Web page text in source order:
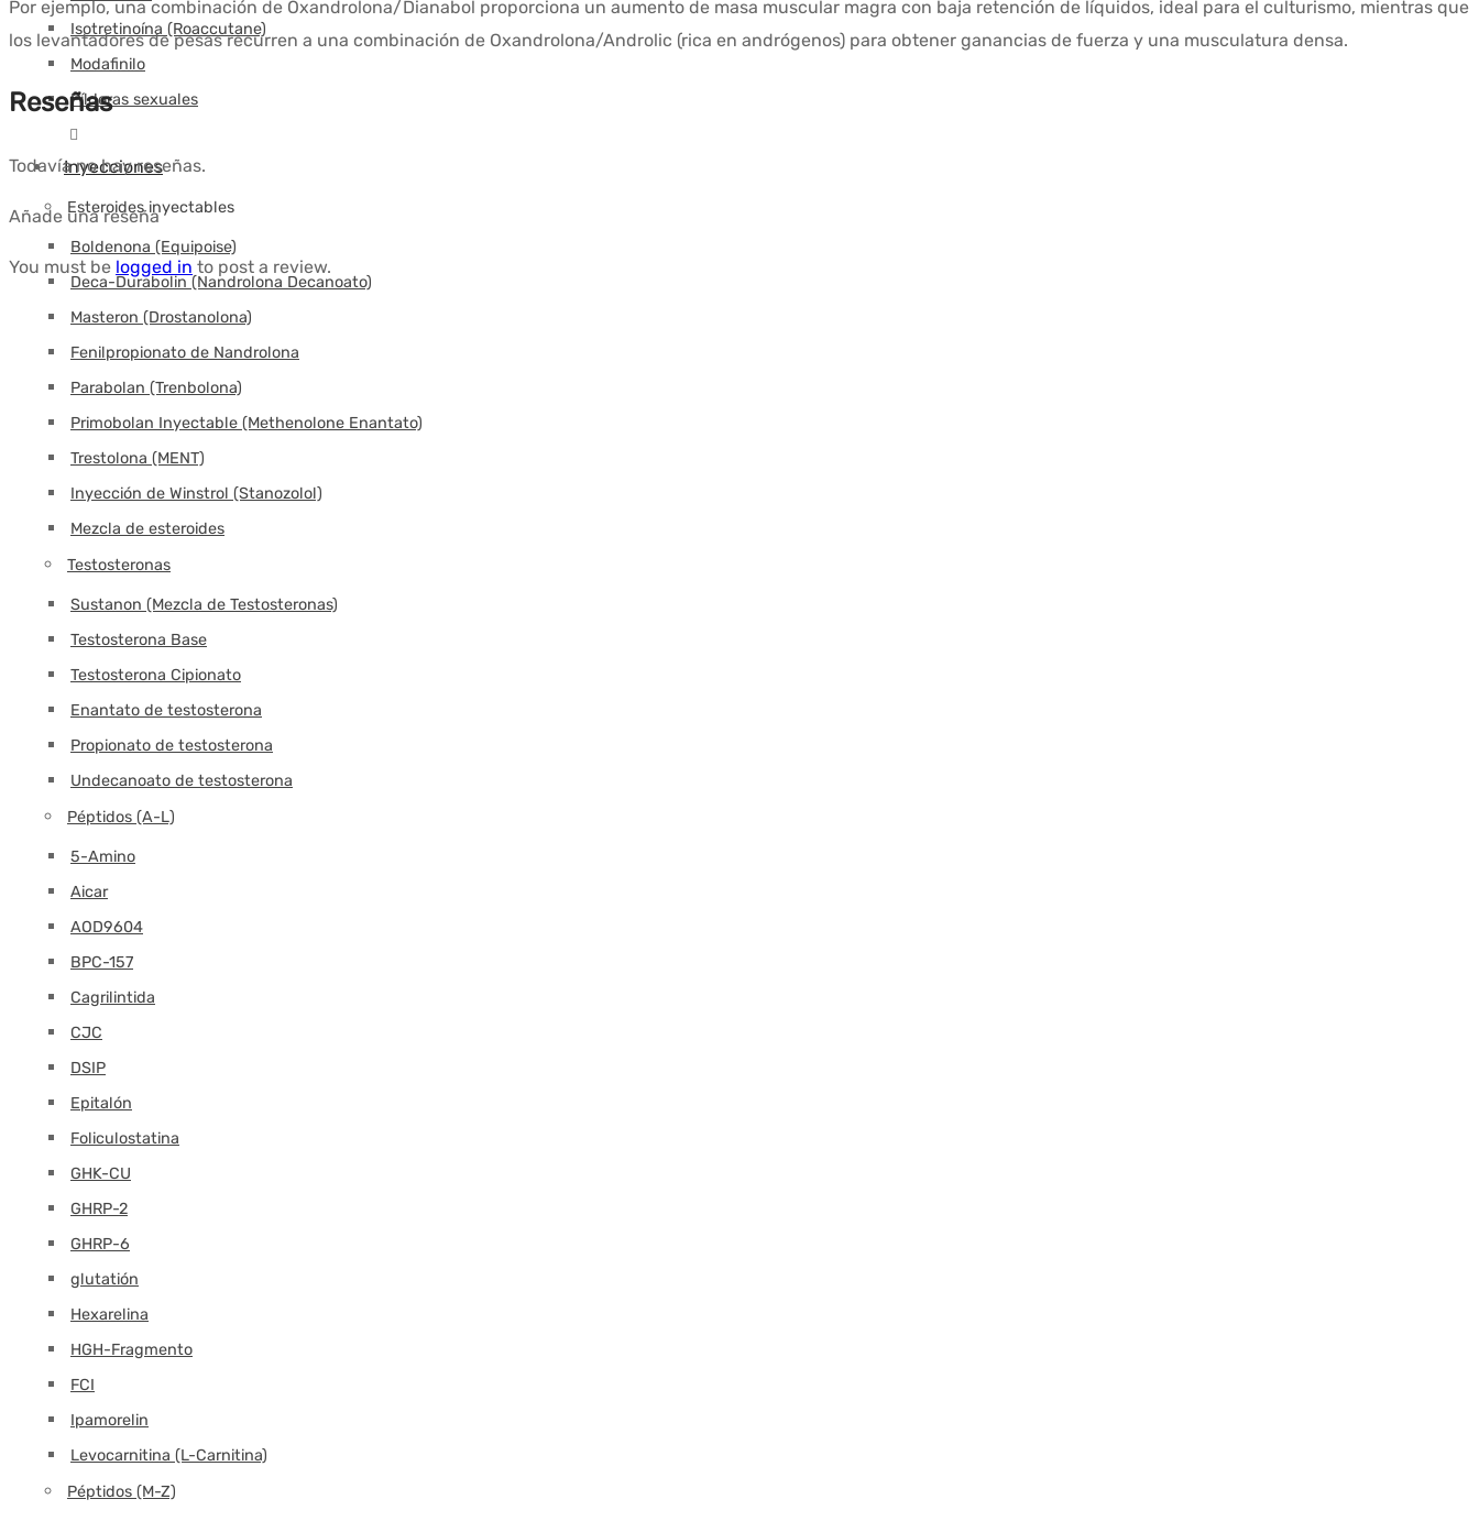
Isotretinoína (Roaccutane)
Modafinilo
Píldoras sexuales
Inyecciones
Esteroides inyectables
Boldenona (Equipoise)
Deca-Durabolin (Nandrolona Decanoato)
Masteron (Drostanolona)
Fenilpropionato de Nandrolona
Parabolan (Trenbolona)
Primobolan Inyectable (Methenolone Enantato)
Trestolona (MENT)
Inyección de Winstrol (Stanozolol)
Mezcla de esteroides
Testosteronas
Sustanon (Mezcla de Testosteronas)
Testosterona Base
Testosterona Cipionato
Enantato de testosterona
Propionato de testosterona
Undecanoato de testosterona
Péptidos (A-L)
5-Amino
Aicar
AOD9604
BPC-157
Cagrilintida
CJC
DSIP
Epitalón
Foliculostatina
GHK-CU
GHRP-2
GHRP-6
glutatión
Hexarelina
HGH-Fragmento
FCI
Ipamorelin
Levocarnitina (L-Carnitina)
Péptidos (M-Z)
Por ejemplo, una combinación de Oxandrolona/Dianabol proporciona un aumento de masa muscular magra con baja retención de líquidos, ideal para el culturismo, mientras que
los levantadores de pesas recurren a una combinación de Oxandrolona/Androlic (rica en andrógenos) para obtener ganancias de fuerza y una musculatura densa.
Reseñas
Todavía no hay reseñas.
Añade una reseña
You must be logged in to post a review.